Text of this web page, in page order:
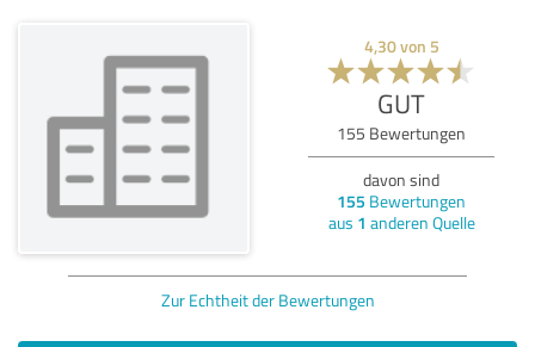
4,30von 5
GUT
155 Bewertungen
davon sind
155 Bewertungen
aus 1 anderen Quelle
Zur Echtheit der Bewertungen